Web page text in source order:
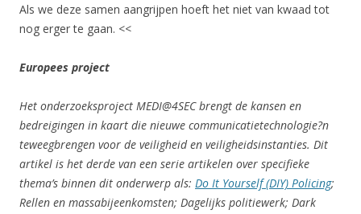
Als we deze samen aangrijpen hoeft het niet van kwaad tot
nog erger te gaan. <<
Europees project
Het onderzoeksproject MEDI@4SEC brengt de kansen en
bedreigingen in kaart die nieuwe communicatietechnologie?n
teweegbrengen voor de veiligheid en veiligheidsinstanties. Dit
artikel is het derde van een serie artikelen over specifieke
thema’s binnen dit onderwerp als: Do It Yourself (DIY) Policing;
Rellen en massabijeenkomsten; Dagelijks politiewerk; Dark